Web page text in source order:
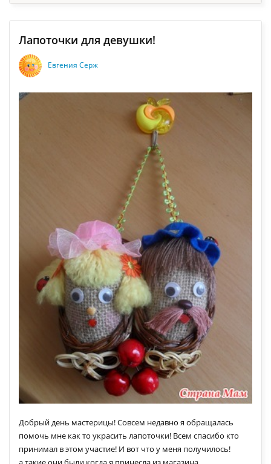
Лапоточки для девушки!
Евгения Серж
Добрый день мастерицы! Совсем недавно я обращалась
помочь мне как то украсить лапоточки! Всем спасибо кто
принимал в этом участие! И вот что у меня получилось!